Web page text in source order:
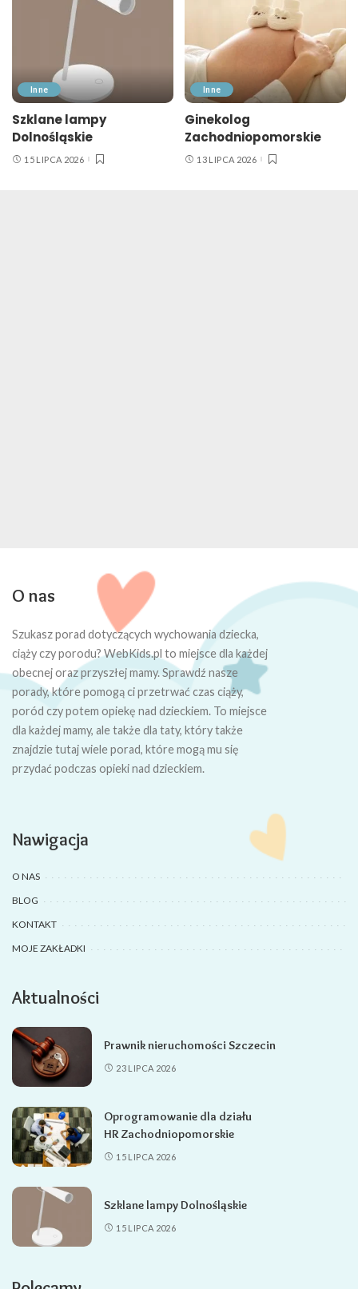
Inne
Szklane lampy
Dolnośląskie
15 LIPCA 2026
Inne
Ginekolog
Zachodniopomorskie
13 LIPCA 2026
O nas
Szukasz porad dotyczących wychowania dziecka,
ciąży czy porodu? WebKids.pl to miejsce dla każdej
obecnej oraz przyszłej mamy. Sprawdź nasze
porady, które pomogą ci przetrwać czas ciąży,
poród czy potem opiekę nad dzieckiem. To miejsce
dla każdej mamy, ale także dla taty, który także
znajdzie tutaj wiele porad, które mogą mu się
przydać podczas opieki nad dzieckiem.
Nawigacja
O NAS
BLOG
KONTAKT
MOJE ZAKŁADKI
Aktualności
Prawnik nieruchomości Szczecin
23 LIPCA 2026
Oprogramowanie dla działu
HR Zachodniopomorskie
15 LIPCA 2026
Szklane lampy Dolnośląskie
15 LIPCA 2026